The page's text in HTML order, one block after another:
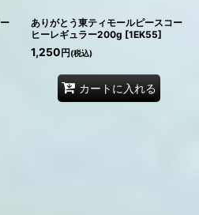
ありがとう東ティモールピースコー
ヒーレギュラー200g [1EK55]
1,250 円 (税込)
カートに入れる